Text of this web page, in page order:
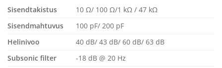
Sisendtakistus
10 Ω/ 100 Ω/1 kΩ / 47 kΩ
Sisendmahtuvus
100 pF/ 200 pF
Helinivoo
40 dB/ 43 dB/ 60 dB/ 63 dB
Subsonic filter
-18 dB @ 20 Hz